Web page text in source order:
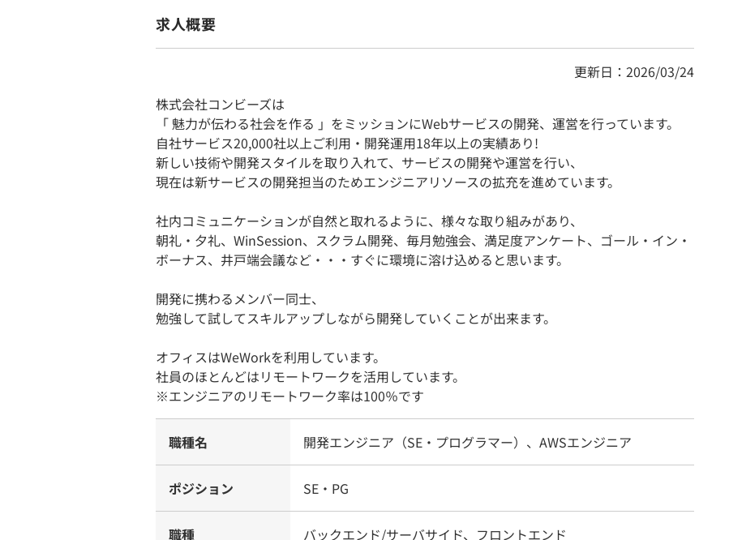
求人概要
更新日：2026/03/24
株式会社コンビーズは
「 魅力が伝わる社会を作る 」をミッションにWebサービスの開発、運営を行っています。
自社サービス20,000社以上ご利用・開発運用18年以上の実績あり!
新しい技術や開発スタイルを取り入れて、サービスの開発や運営を行い、
現在は新サービスの開発担当のためエンジニアリソースの拡充を進めています。
社内コミュニケーションが自然と取れるように、様々な取り組みがあり、
朝礼・夕礼、WinSession、スクラム開発、毎月勉強会、満足度アンケート、ゴール・イン・
ボーナス、井戸端会議など・・・すぐに環境に溶け込めると思います。
開発に携わるメンバー同士、
勉強して試してスキルアップしながら開発していくことが出来ます。
オフィスはWeWorkを利用しています。
社員のほとんどはリモートワークを活用しています。
※エンジニアのリモートワーク率は100％です
職種名 開発エンジニア（SE・プログラマー）、AWSエンジニア
ポジション SE・PG
職種 バックエンド/サーバサイド、フロントエンド